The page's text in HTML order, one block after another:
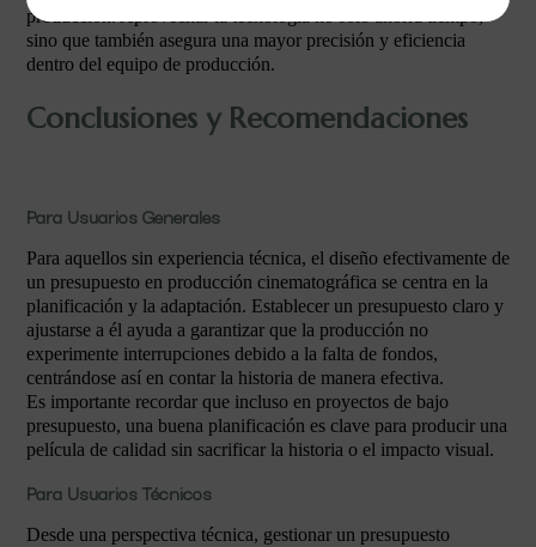
producción. Aprovechar la tecnología no solo ahorra tiempo,
sino que también asegura una mayor precisión y eficiencia
dentro del equipo de producción.
Conclusiones y Recomendaciones
Para Usuarios Generales
Para aquellos sin experiencia técnica, el diseño efectivamente de
un presupuesto en producción cinematográfica se centra en la
planificación y la adaptación. Establecer un presupuesto claro y
ajustarse a él ayuda a garantizar que la producción no
experimente interrupciones debido a la falta de fondos,
centrándose así en contar la historia de manera efectiva.
Es importante recordar que incluso en proyectos de bajo
presupuesto, una buena planificación es clave para producir una
película de calidad sin sacrificar la historia o el impacto visual.
Para Usuarios Técnicos
Desde una perspectiva técnica, gestionar un presupuesto